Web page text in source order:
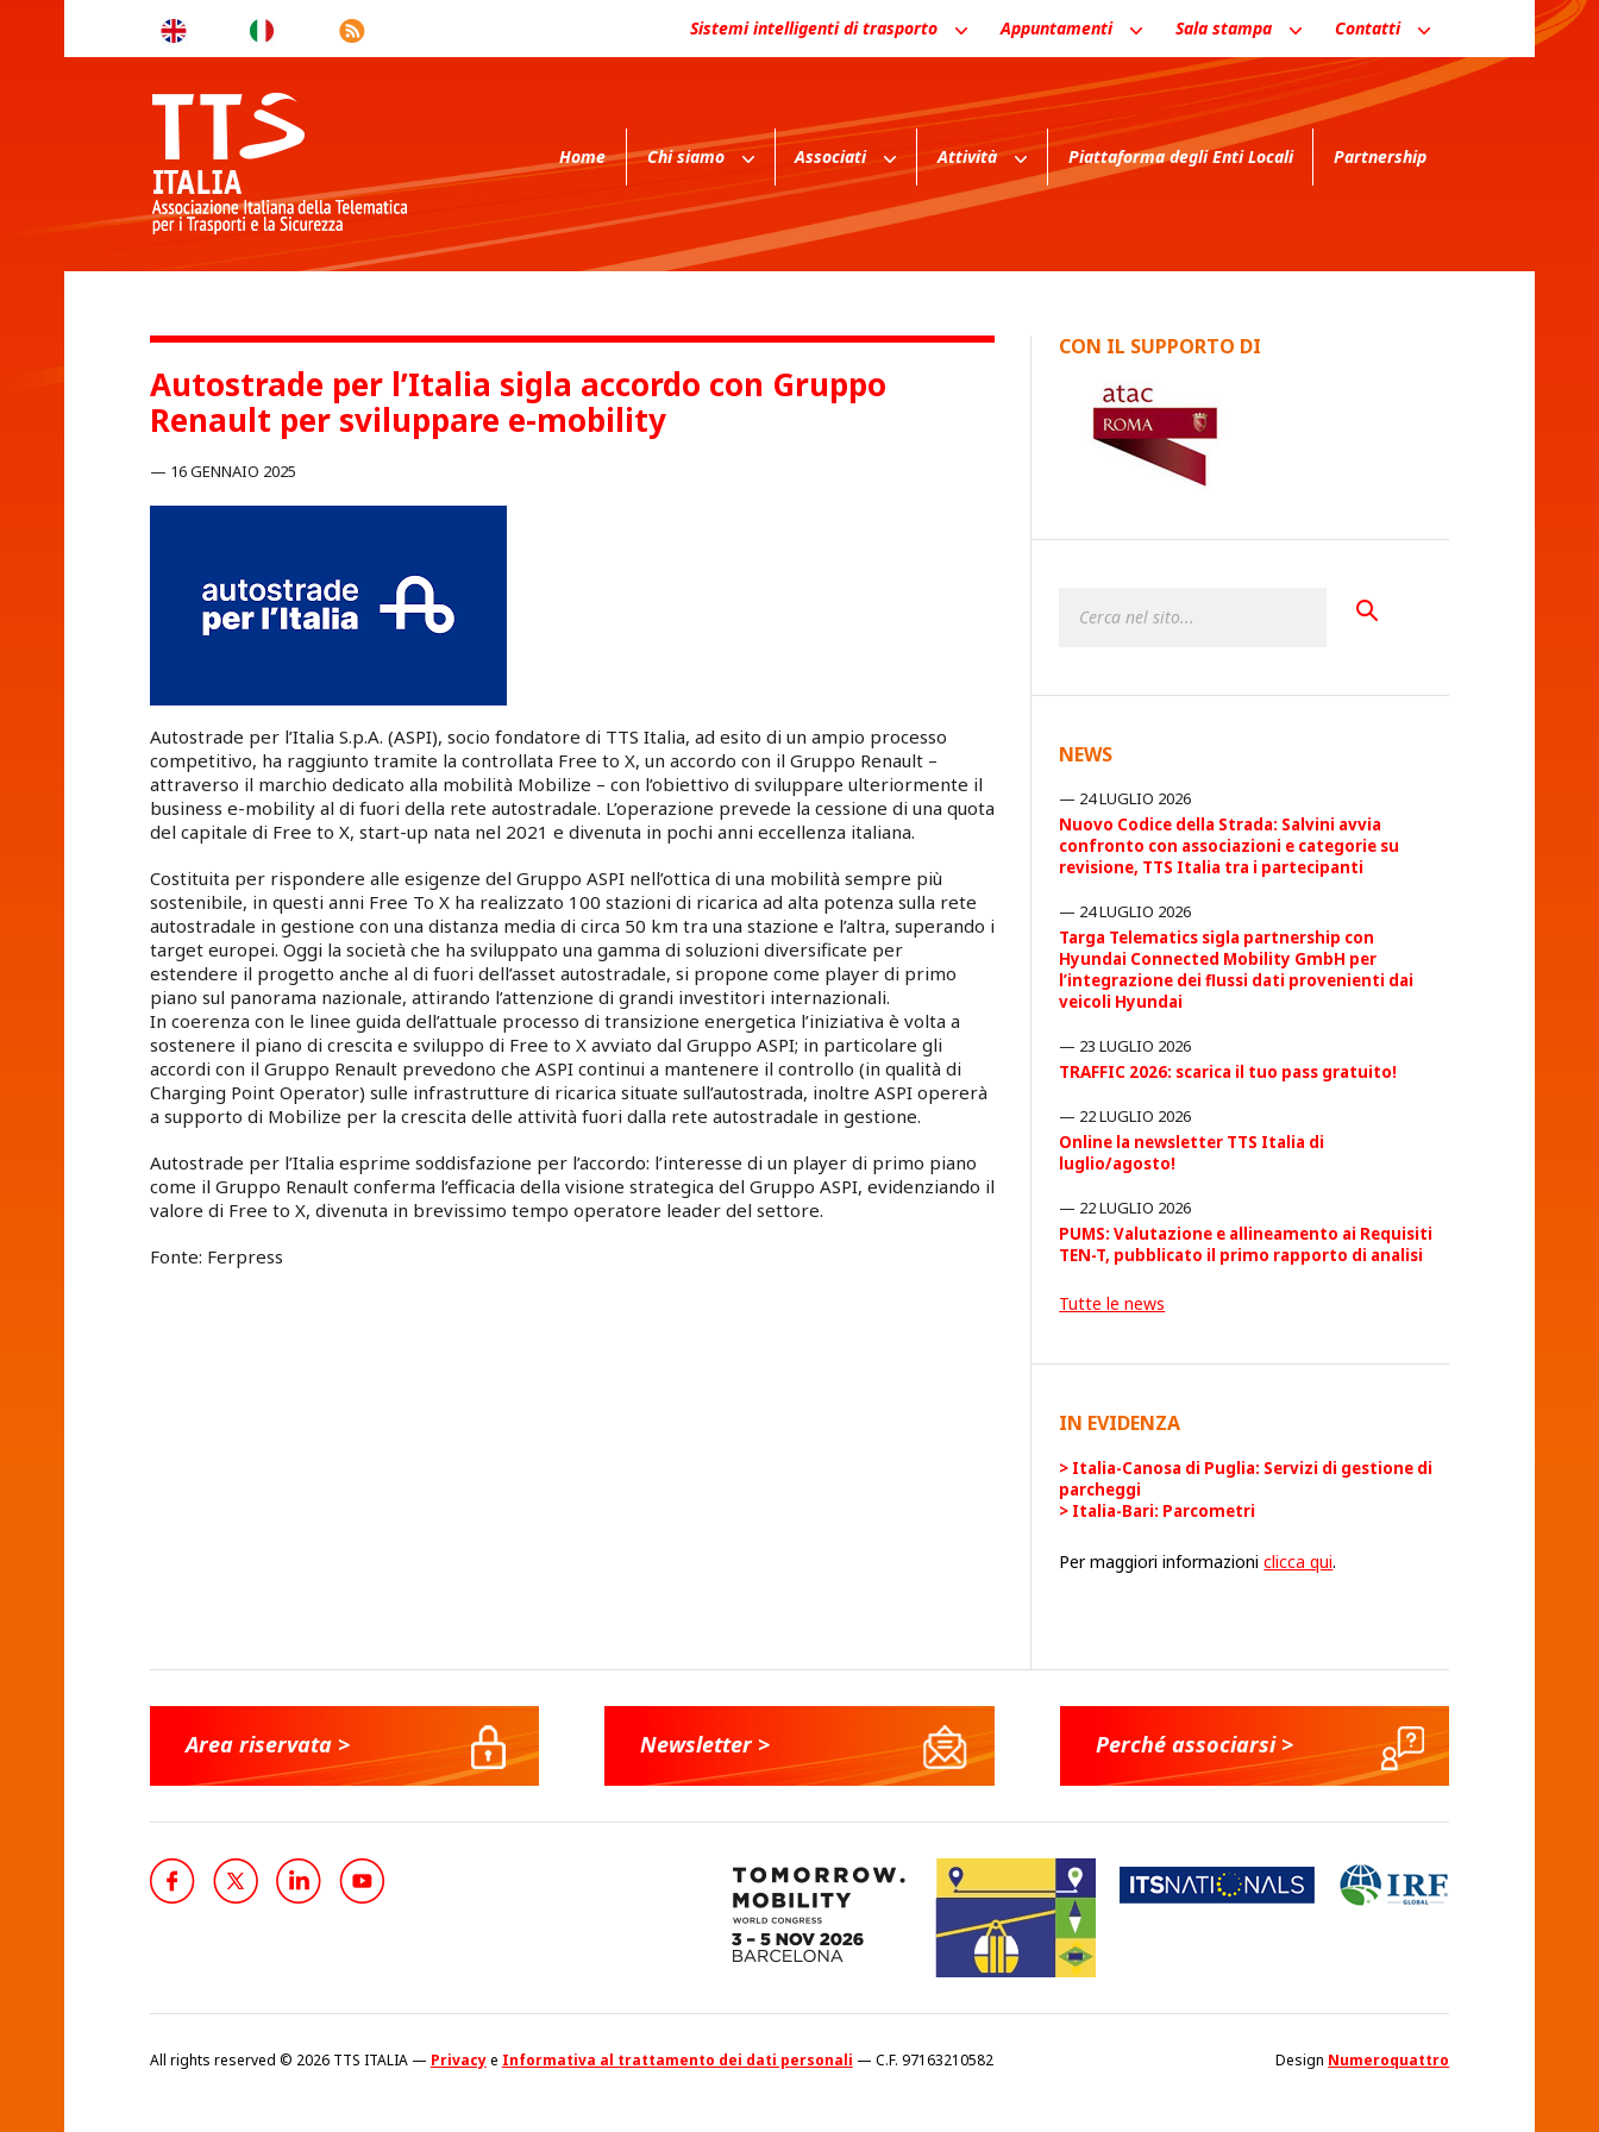
Sistemi intelligenti di trasporto Appuntamenti Sala stampa Contatti
Home Chi siamo Associati Attività Piattaforma degli Enti Locali Partnership
Autostrade per l’Italia sigla accordo con Gruppo
Renault per sviluppare e-mobility
16 GENNAIO 2025
Autostrade per l’Italia S.p.A. (ASPI), socio fondatore di TTS Italia, ad esito di un ampio processo
competitivo, ha raggiunto tramite la controllata Free to X, un accordo con il Gruppo Renault –
attraverso il marchio dedicato alla mobilità Mobilize – con l’obiettivo di sviluppare ulteriormente il
business e-mobility al di fuori della rete autostradale. L’operazione prevede la cessione di una quota
del capitale di Free to X, start-up nata nel 2021 e divenuta in pochi anni eccellenza italiana.
Costituita per rispondere alle esigenze del Gruppo ASPI nell’ottica di una mobilità sempre più
sostenibile, in questi anni Free To X ha realizzato 100 stazioni di ricarica ad alta potenza sulla rete
autostradale in gestione con una distanza media di circa 50 km tra una stazione e l’altra, superando i
target europei. Oggi la società che ha sviluppato una gamma di soluzioni diversificate per
estendere il progetto anche al di fuori dell’asset autostradale, si propone come player di primo
piano sul panorama nazionale, attirando l’attenzione di grandi investitori internazionali.
In coerenza con le linee guida dell’attuale processo di transizione energetica l’iniziativa è volta a
sostenere il piano di crescita e sviluppo di Free to X avviato dal Gruppo ASPI; in particolare gli
accordi con il Gruppo Renault prevedono che ASPI continui a mantenere il controllo (in qualità di
Charging Point Operator) sulle infrastrutture di ricarica situate sull’autostrada, inoltre ASPI opererà
a supporto di Mobilize per la crescita delle attività fuori dalla rete autostradale in gestione.
Autostrade per l’Italia esprime soddisfazione per l’accordo: l’interesse di un player di primo piano
come il Gruppo Renault conferma l’efficacia della visione strategica del Gruppo ASPI, evidenziando il
valore di Free to X, divenuta in brevissimo tempo operatore leader del settore.
Fonte: Ferpress
CON IL SUPPORTO DI
NEWS
24 LUGLIO 2026
Nuovo Codice della Strada: Salvini avvia
confronto con associazioni e categorie su
revisione, TTS Italia tra i partecipanti
24 LUGLIO 2026
Targa Telematics sigla partnership con
Hyundai Connected Mobility GmbH per
l’integrazione dei flussi dati provenienti dai
veicoli Hyundai
23 LUGLIO 2026
TRAFFIC 2026: scarica il tuo pass gratuito!
22 LUGLIO 2026
Online la newsletter TTS Italia di
luglio/agosto!
22 LUGLIO 2026
PUMS: Valutazione e allineamento ai Requisiti
TEN-T, pubblicato il primo rapporto di analisi
Tutte le news
IN EVIDENZA
Italia-Canosa di Puglia: Servizi di gestione di
parcheggi
Italia-Bari: Parcometri
Per maggiori informazioniclicca qui.
Area riservata > Newsletter > Perché associarsi >
All rights reserved © 2026 TTS ITALIA — Privacye Informativa al trattamento dei dati personali — C.F. 97163210582 Design Numeroquattro